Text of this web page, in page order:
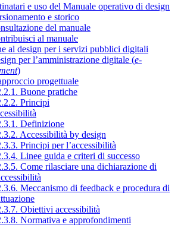
e uso del Manuale operativo di design
e storico
del manuale
al manuale
al design per i servizi pubblici digitali
per l’amministrazione digitale (e-
)
progettuale
Buone pratiche
Principi
Definizione
Accessibilità by design
Principi per l’accessibilità
Linee guida e criteri di successo
Come rilasciare una dichiarazione di
Meccanismo di feedback e procedura di
Obiettivi accessibilità
Normativa e approfondimenti